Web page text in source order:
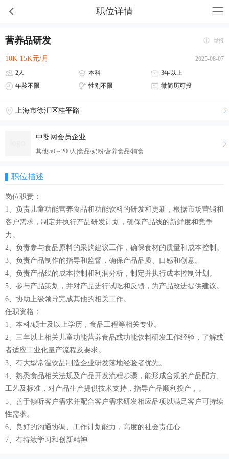
职位详情
营养品研发 举报
10K-15K元/月
2025-08-07
2人
本科
3年以上
年龄不限
性别不限 微简历可投
上海市徐汇区桂平路
中婴网会员企业
其他|50～200人|食品/奶粉/营养食品/辅食
职位描述
岗位职责：
1、负责儿童功能营养食品和功能饮料的研发和更新，根据市场营销和
客户需求，制定并执行产品研发计划，确保产品线的新鲜度和竞争
力。
2、负责参与食品原料的采购建议工作，确保食材的质量和成本控制。
3、负责产品制作的指导和监督，确保产品品质、口感和创意。
4、负责产品线的成本控制和利润分析，制定并执行成本控制计划。
5、参与产品策划，并对产品进行试吃和反馈，为产品改进提供建议。
6、协助上级领导完成其他的相关工作。
任职资格：
1、本科/硕士及以上学历，食品工程等相关专业。
2、三年以上相关儿童功能营养食品或功能饮料研发工作经验，了解或
者适应工业化量产流程及要求。
3、有大型常温饮品制造企业研发落地经验者优先。
4、熟悉食品相关法规及产品开发流程步骤，能形成合规的产品配方、
工艺及标准，对产品生产提供技术支持，指导产品顺利投产，。
5、善于倾听客户需求并配合客户需求研发相应品项以满足客户可持续
性需求。
6、良好的沟通协调、工作计划能力，高度的社会责任心
7、有持续学习和创新精神